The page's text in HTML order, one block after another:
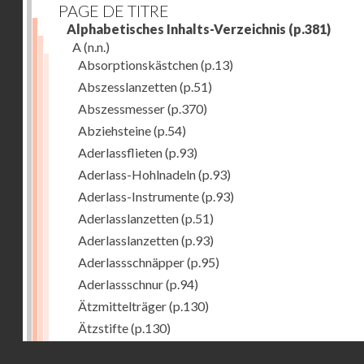
PAGE DE TITRE
Alphabetisches Inhalts-Verzeichnis (p.381)
A (n.n.)
Absorptionskästchen(p.13)
Abszesslanzetten(p.51)
Abszessmesser(p.370)
Abziehsteine(p.54)
Aderlassflieten(p.93)
Aderlass-Hohlnadeln(p.93)
Aderlass-Instrumente(p.93)
Aderlasslanzetten(p.51)
Aderlasslanzetten(p.93)
Aderlassschnäpper(p.95)
Aderlassschnur(p.94)
Ätzmittelträger(p.130)
Ätzstifte(p.130)